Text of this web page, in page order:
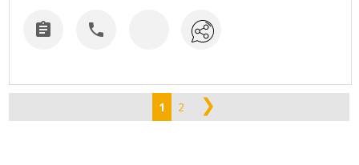
 
1 2 ❯